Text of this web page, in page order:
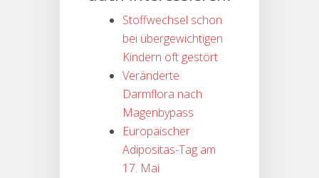
Stoffwechsel schon
bei übergewichtigen
Kindern oft gestört
Veränderte
Darmflora nach
Magenbypass
Europäischer
Adipositas-Tag am
17. Mai